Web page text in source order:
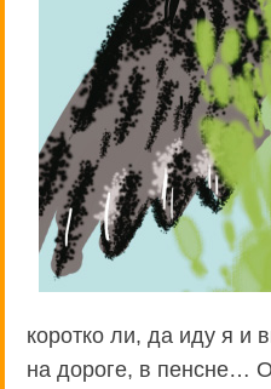
коротко ли, да иду я и
на дороге, в пенсне…